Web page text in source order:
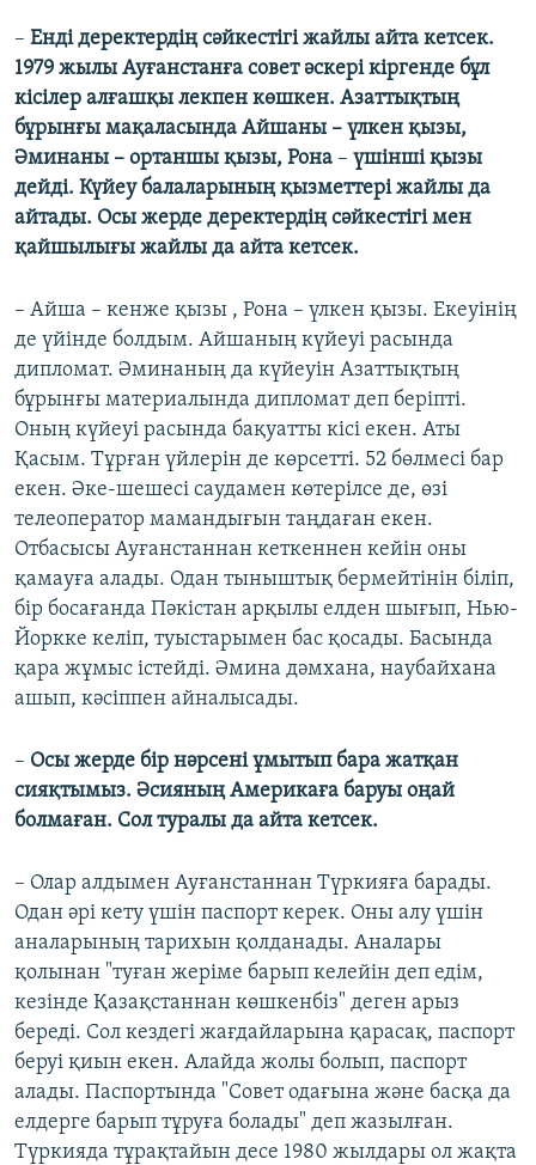
– Енді деректердің сәйкестігі жайлы айта кетсек.
1979 жылы Ауғанстанға совет әскері кіргенде бұл
кісілер алғашқы лекпен көшкен. Азаттықтың
бұрынғы мақаласында Айшаны – үлкен қызы,
Әминаны – ортаншы қызы, Рона – үшінші қызы
дейді. Күйеу балаларының қызметтері жайлы да
айтады. Осы жерде деректердің сәйкестігі мен
қайшылығы жайлы да айта кетсек.
– Айша – кенже қызы , Рона – үлкен қызы. Екеуінің
де үйінде болдым. Айшаның күйеуі расында
дипломат. Әминаның да күйеуін Азаттықтың
бұрынғы материалында дипломат деп беріпті.
Оның күйеуі расында бақуатты кісі екен. Аты
Қасым. Тұрған үйлерін де көрсетті. 52 бөлмесі бар
екен. Әке-шешесі саудамен көтерілсе де, өзі
телеоператор мамандығын таңдаған екен.
Отбасысы Ауғанстаннан кеткеннен кейін оны
қамауға алады. Одан тыныштық бермейтінін біліп,
бір босағанда Пәкістан арқылы елден шығып, Нью-
Йоркке келіп, туыстарымен бас қосады. Басында
қара жұмыс істейді. Әмина дәмхана, наубайхана
ашып, кәсіппен айналысады.
– Осы жерде бір нәрсені ұмытып бара жатқан
сияқтымыз. Әсияның Америкаға баруы оңай
болмаған. Сол туралы да айта кетсек.
– Олар алдымен Ауғанстаннан Түркияға барады.
Одан әрі кету үшін паспорт керек. Оны алу үшін
аналарының тарихын қолданады. Аналары
қолынан "туған жеріме барып келейін деп едім,
кезінде Қазақстаннан көшкенбіз" деген арыз
береді. Сол кездегі жағдайларына қарасақ, паспорт
беруі қиын екен. Алайда жолы болып, паспорт
алады. Паспортында "Совет одағына және басқа да
елдерге барып тұруға болады" деп жазылған.
Түркияда тұрақтайын десе 1980 жылдары ол жақта